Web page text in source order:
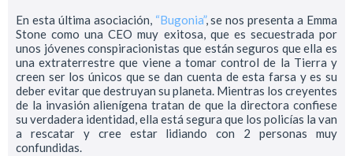
En esta última asociación, “Bugonia”, se nos presenta a Emma
Stone como una CEO muy exitosa, que es secuestrada por
unos jóvenes conspiracionistas que están seguros que ella es
una extraterrestre que viene a tomar control de la Tierra y
creen ser los únicos que se dan cuenta de esta farsa y es su
deber evitar que destruyan su planeta. Mientras los creyentes
de la invasión alienígena tratan de que la directora confiese
su verdadera identidad, ella está segura que los policías la van
a rescatar y cree estar lidiando con 2 personas muy
confundidas.